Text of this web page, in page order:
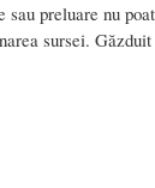
preluare nu
sursei. Găzduit